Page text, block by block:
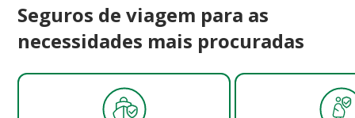
Seguros de viagem para as
necessidades mais procuradas